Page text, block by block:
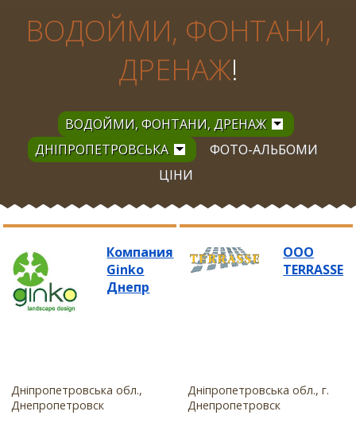
ВОДОЙМИ, ФОНТАНИ,
ДРЕНАЖ!
ВОДОЙМИ, ФОНТАНИ, ДРЕНАЖ
ДНІПРОПЕТРОВСЬКА
ФОТО-АЛЬБОМИ
ЦІНИ
Компания
Ginko
Днепр
Дніпропетровська обл.,
Днепропетровск
ООО
TERRASSE
Дніпропетровська обл., г.
Днепропетровск